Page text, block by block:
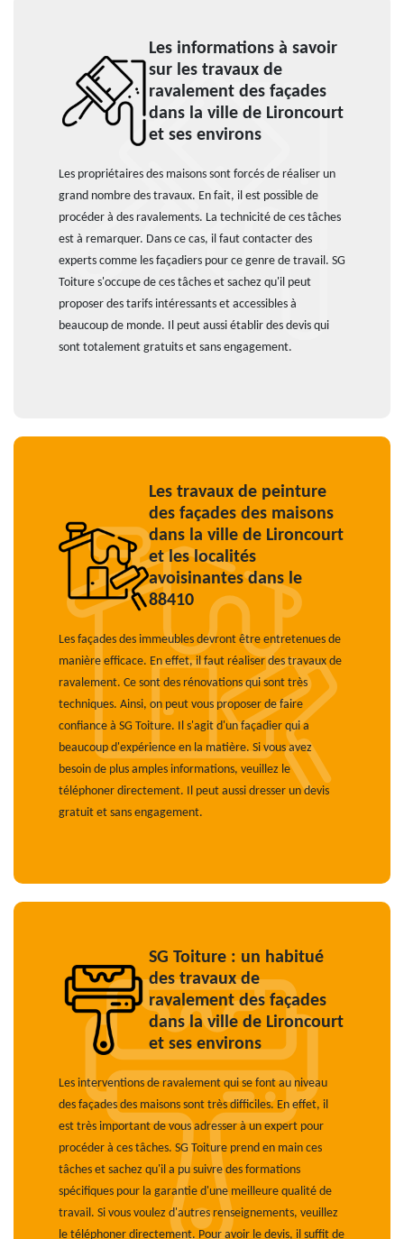
Les informations à savoir
sur les travaux de
ravalement des façades
dans la ville de Lironcourt
et ses environs
Les propriétaires des maisons sont forcés de réaliser un
grand nombre des travaux. En fait, il est possible de
procéder à des ravalements. La technicité de ces tâches
est à remarquer. Dans ce cas, il faut contacter des
experts comme les façadiers pour ce genre de travail. SG
Toiture s'occupe de ces tâches et sachez qu'il peut
proposer des tarifs intéressants et accessibles à
beaucoup de monde. Il peut aussi établir des devis qui
sont totalement gratuits et sans engagement.
Les travaux de peinture
des façades des maisons
dans la ville de Lironcourt
et les localités
avoisinantes dans le
88410
Les façades des immeubles devront être entretenues de
manière efficace. En effet, il faut réaliser des travaux de
ravalement. Ce sont des rénovations qui sont très
techniques. Ainsi, on peut vous proposer de faire
confiance à SG Toiture. Il s'agit d'un façadier qui a
beaucoup d'expérience en la matière. Si vous avez
besoin de plus amples informations, veuillez le
téléphoner directement. Il peut aussi dresser un devis
gratuit et sans engagement.
SG Toiture : un habitué
des travaux de
ravalement des façades
dans la ville de Lironcourt
et ses environs
Les interventions de ravalement qui se font au niveau
des façades des maisons sont très difficiles. En effet, il
est très important de vous adresser à un expert pour
procéder à ces tâches. SG Toiture prend en main ces
tâches et sachez qu'il a pu suivre des formations
spécifiques pour la garantie d'une meilleure qualité de
travail. Si vous voulez d'autres renseignements, veuillez
le téléphoner directement. Pour avoir le devis, il suffit de